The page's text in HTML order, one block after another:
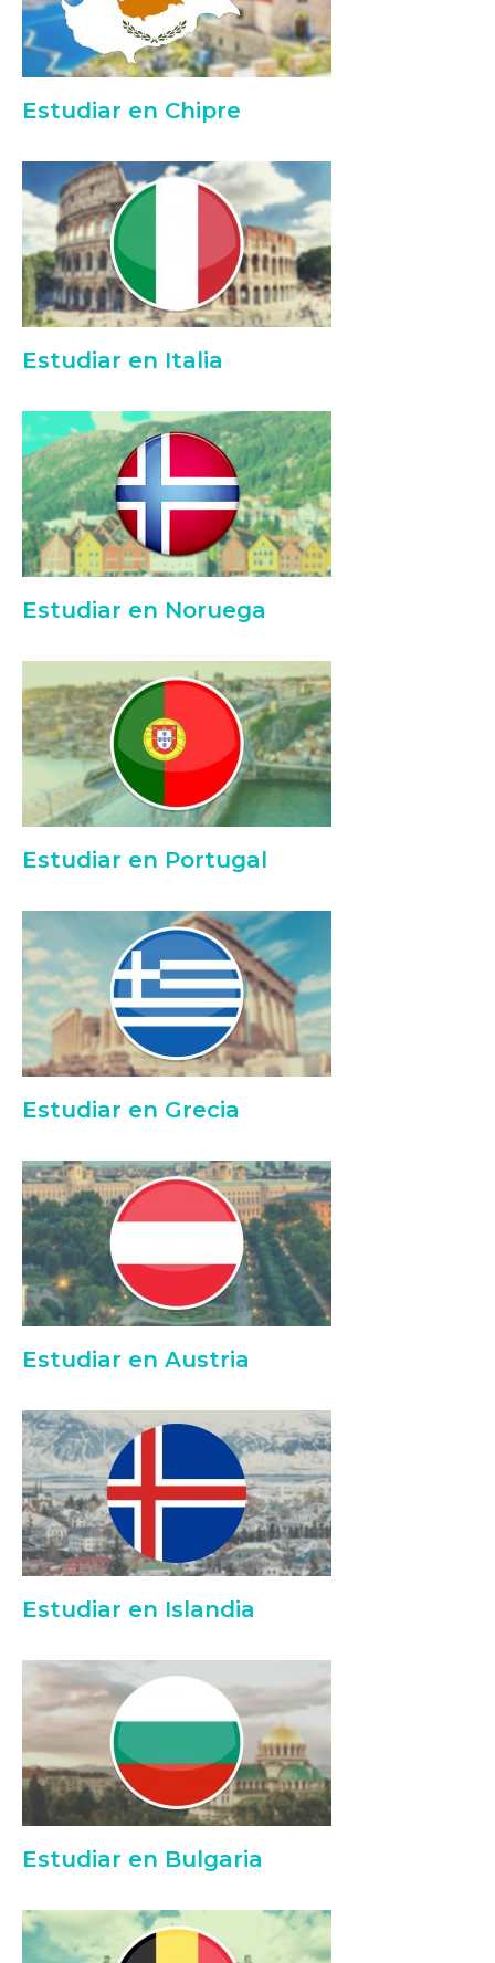
Estudiar en Chipre
Estudiar en Italia
Estudiar en Noruega
Estudiar en Portugal
Estudiar en Grecia
Estudiar en Austria
Estudiar en Islandia
Estudiar en Bulgaria